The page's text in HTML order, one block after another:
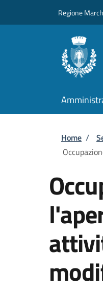
Regione
Home /